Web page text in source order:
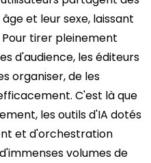
et leur sexe, laissant
Pour tirer pleinement
d'audience, les éditeurs
organiser, de les
C'est là que
les outils d'IA dotés
et d'orchestration
volumes de